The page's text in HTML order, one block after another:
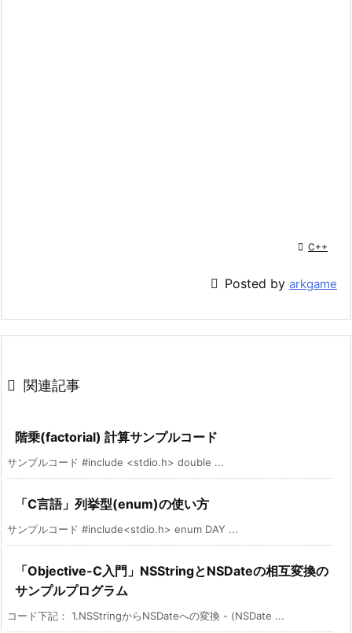
 C++
 Posted by arkgame
 関連記事
階乗(factorial) 計算サンプルコード
サンプルコード #include <stdio.h> double ...
「C言語」列挙型(enum)の使い方
サンプルコード #include<stdio.h> enum DAY ...
「Objective-C入門」NSStringとNSDateの相互変換の
サンプルプログラム
コード下記： 1.NSStringからNSDateへの変換 - (NSDate ...